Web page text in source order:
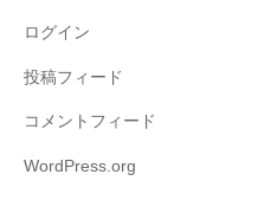
ログイン
投稿フィード
コメントフィード
WordPress.org